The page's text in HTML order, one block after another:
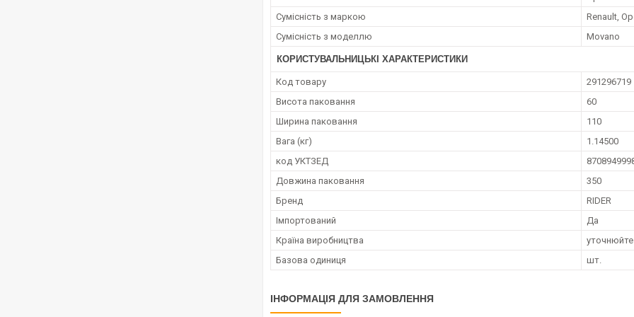
Сумісність з маркою
Renault,
Сумісність з моделлю
Movano
КОРИСТУВАЛЬНИЦЬКІ ХАРАКТЕРИСТИКИ
Код товару
291296719
Висота паковання
60
Ширина паковання
110
Вага (кг)
1.14500
код УКТЗЕД
Довжина паковання
350
Бренд
RIDER
Імпортований
Да
Країна виробництва
уточнюйте
Базова одиниця
шт.
ІНФОРМАЦІЯ ДЛЯ ЗАМОВЛЕННЯ